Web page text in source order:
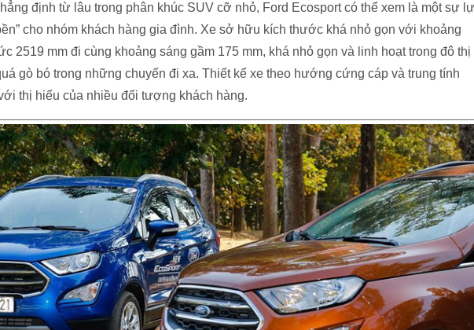
định từ lâu trong phân khúc SUV cỡ nhỏ, Ford Ecosport có thể xem là một sự
cho nhóm khách hàng gia đình. Xe sở hữu kích thước khá nhỏ gọn với khoảng
2519 mm đi cùng khoảng sáng gầm 175 mm, khá nhỏ gọn và linh hoạt trong đô thị
gò bó trong những chuyến đi xa. Thiết kế xe theo hướng cứng cáp và trung tính
thị hiếu của nhiều đối tượng khách hàng.